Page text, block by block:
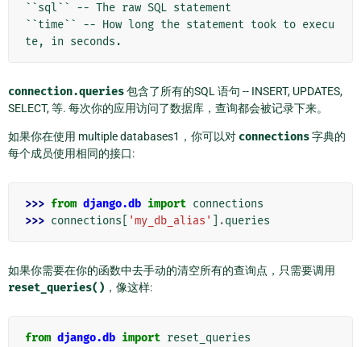
``sql`` -- The raw SQL statement
``time`` -- How long the statement took to execu
connection.queries包含了所有的SQL 语句 -- INSERT, UPDATES,
SELECT, 等. 每次你的应用访问了数据库，查询都会被记录下来。
如果你在使用 multiple databases1 ，你可以对 connections字典的
每个成员使用相同的接口:
>>> from django.db import connections
>>> connections 'my_db_alias' .queries
如果你需要在你的函数中去手动的清空所有的查询点，只需要调用
reset_queries() ，像这样:
from django.db import reset_queries